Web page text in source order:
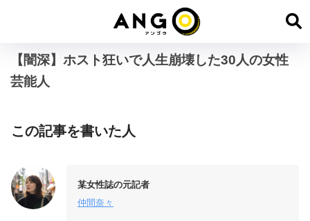
【闇深】ホスト狂いで人生崩壊した30人の女性
芸能人
この記事を書いた人
某女性誌の元記者
仲間奈々